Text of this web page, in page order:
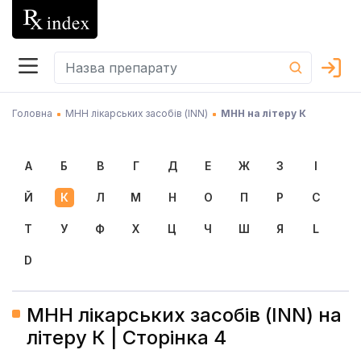
Головна МНН лікарських засобів (INN) МНН на літеру К
А Б В Г Д Е Ж З І
Й К Л М Н О П Р С
Т У Ф Х Ц Ч Ш Я L
D
МНН лікарських засобів (INN) на
літеру К | Сторінка 4